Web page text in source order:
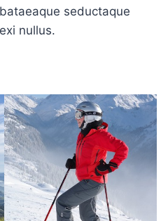
seductaque
nullus.